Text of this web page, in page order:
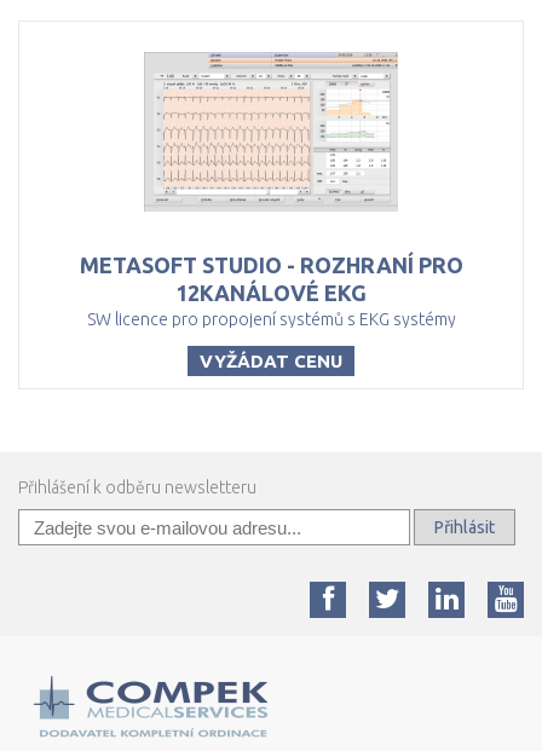
METASOFT STUDIO - ROZHRANÍ PRO
12KANÁLOVÉ EKG
SW licence pro propojení systémů s EKG systémy
VYŽÁDAT CENU
Přihlášení k odběru newsletteru
Přihlásit